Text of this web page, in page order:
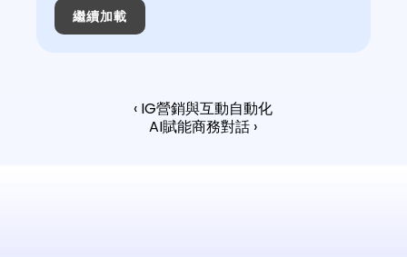
繼續加載
‹ IG營銷與互動自動化
AI賦能商務對話 ›